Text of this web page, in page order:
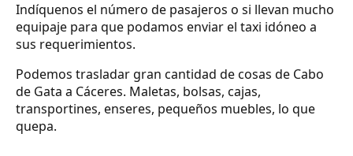
Indíquenos el número de pasajeros o si llevan mucho
equipaje para que podamos enviar el taxi idóneo a
sus requerimientos.
Podemos trasladar gran cantidad de cosas de Cabo
de Gata a Cáceres. Maletas, bolsas, cajas,
transportines, enseres, pequeños muebles, lo que
quepa.